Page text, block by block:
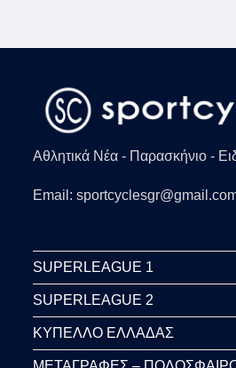
Αθλητικά Νέα - Παρασκήνιο -
Email:
SUPERLEAGUE 1
SUPERLEAGUE 2
ΚΥΠΕΛΛΟ ΕΛΛΑΔΑΣ